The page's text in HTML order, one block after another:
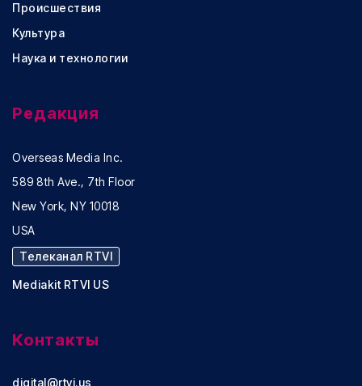
Происшествия
Культура
Наука и технологии
Редакция
Overseas Media Inc.
589 8th Ave., 7th Floor
New York, NY 10018
USA
Телеканал RTVI
Mediakit RTVI US
Контакты
digital@rtvi.us